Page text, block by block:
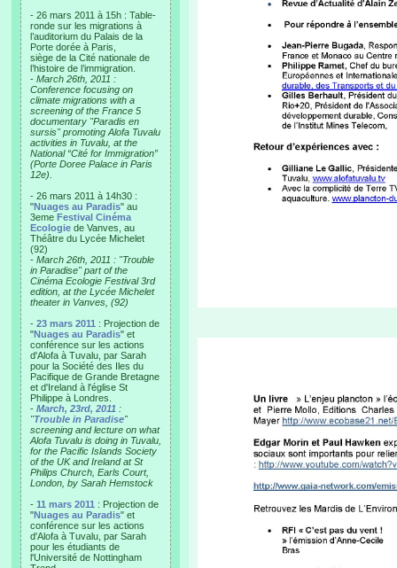
- 26 mars 2011 à 15h : Table-
ronde sur les migrations à
l’auditorium du Palais de la
Porte dorée à Paris,
siège de la Cité nationale de
l’histoire de l’immigration.
- March 26th, 2011 :
Conference focusing on
climate migrations with a
screening of the France 5
documentary "Paradis en
sursis" promoting Alofa Tuvalu
activities in Tuvalu, at the
National “Cité for Immigration”
(Porte Doree Palace in Paris
12e).
- 26 mars 2011 à 14h30 :
"Nuages au Paradis" au
3eme Festival Cinéma
Ecologie de Vanves, au
Théâtre du Lycée Michelet
(92)
- March 26th, 2011 : "Trouble
in Paradise" part of the
Cinéma Ecologie Festival 3rd
edition, at the Lycée Michelet
theater in Vanves, (92)
- 23 mars 2011 : Projection de
"Nuages au Paradis" et
conférence sur les actions
d'Alofa à Tuvalu, par Sarah
pour la Société des Iles du
Pacifique de Grande Bretagne
et d'Ireland à l'église St
Philippe à Londres.
- March, 23rd, 2011 :
"Trouble in Paradise"
screening and lecture on what
Alofa Tuvalu is doing in Tuvalu,
for the Pacific Islands Society
of the UK and Ireland at St
Philips Church, Earls Court,
London, by Sarah Hemstock
- 11 mars 2011 : Projection de
"Nuages au Paradis" et
conférence sur les actions
d'Alofa à Tuvalu, par Sarah
pour les étudiants de
l'Université de Nottingham